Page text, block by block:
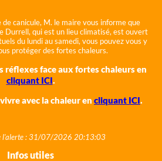
canicule, M. le maire vous informe que
Durrell, qui est un lieu climatisé, est ouvert
du lundi au samedi, vous pouvez vous y
protéger des fortes chaleurs.
réflexes face aux fortes chaleurs en
cliquant ICI.
avec la chaleur en cliquant ICI.
l'alerte : 31/07/2026 20:13:03
Infos utiles